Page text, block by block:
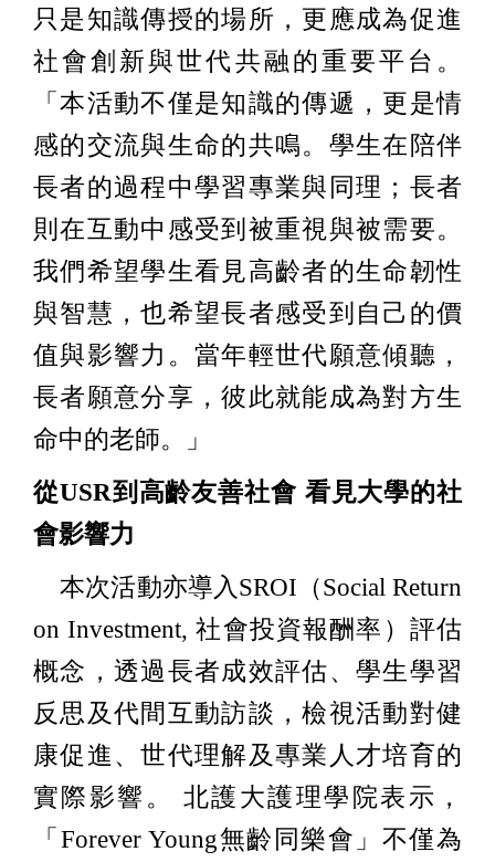
只是知識傳授的場所，更應成為促進
社會創新與世代共融的重要平台。
「本活動不僅是知識的傳遞，更是情
感的交流與生命的共鳴。學生在陪伴
長者的過程中學習專業與同理；長者
則在互動中感受到被重視與被需要。
我們希望學生看見高齡者的生命韌性
與智慧，也希望長者感受到自己的價
值與影響力。當年輕世代願意傾聽，
長者願意分享，彼此就能成為對方生
命中的老師。」
從USR到高齡友善社會 看見大學的社
會影響力
本次活動亦導入SROI（Social Return
on Investment, 社會投資報酬率）評估
概念，透過長者成效評估、學生學習
反思及代間互動訪談，檢視活動對健
康促進、世代理解及專業人才培育的
實際影響。 北護大護理學院表示，
「Forever Young無齡同樂會」不僅為